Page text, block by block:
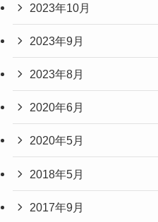
2023年10月
2023年9月
2023年8月
2020年6月
2020年5月
2018年5月
2017年9月